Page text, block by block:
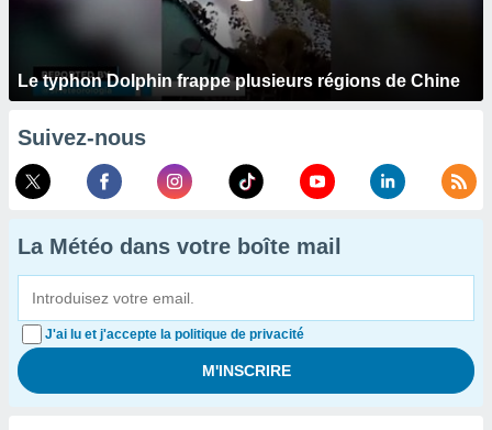
Le typhon Dolphin frappe plusieurs régions de Chine
Suivez-nous
La Météo dans votre boîte mail
J'ai lu et j'accepte la politique de privacité